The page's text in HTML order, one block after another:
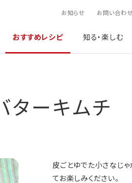
お知らせ お問い合わ
おすすめレシピ 知る・楽しむ
ターキムチ
皮ごとゆでた小さなじ
てお楽しみください。